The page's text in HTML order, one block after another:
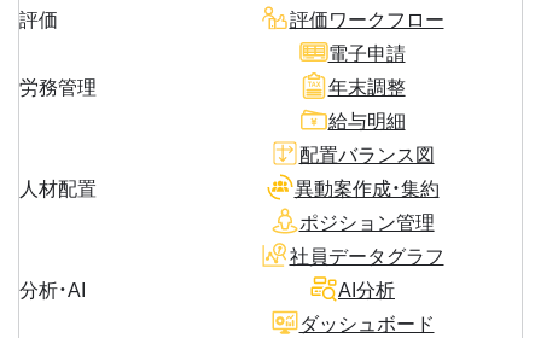
評価
評価ワークフロー
労務管理
電子申請
年末調整
給与明細
人材配置
配置バランス図
異動案作成・集約
ポジション管理
分析・AI
社員データグラフ
AI分析
ダッシュボード